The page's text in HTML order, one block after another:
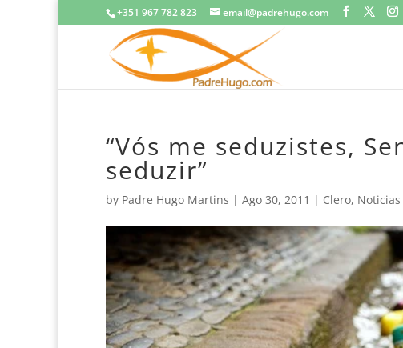
+351 967 782 823 email@padrehugo.com
“Vós me seduzistes,
seduzir”
by Padre Hugo Martins | Ago 30, 2011 | Clero, Noticias